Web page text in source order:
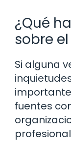
¿Qué
sobre el
Si alguna
fuentes